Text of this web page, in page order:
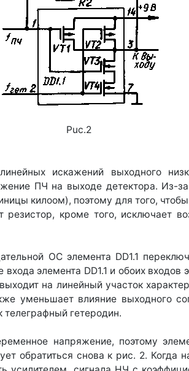
Puc.2
искажений выходного
ПЧ на выходе детектора. Из-
килоом), поэтому для того,
резистор, кроме того, исключает
ОС элемента DD1.1
элемента DD1.1 и обоих входов
на линейный участок
уменьшает влияние выходного
телеграфный гетеродин.
напряжение, поэтому
обратиться снова к рис. 2. Когда